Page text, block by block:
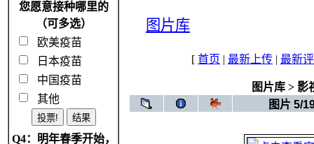
您愿意接种哪里的
（可多选）
欧美疫苗
日本疫苗
中国疫苗
其他
Q4：明年春季开始，
图片库
[ 首页 | 最新上传 | 最新
图片库> 影
图片 5/